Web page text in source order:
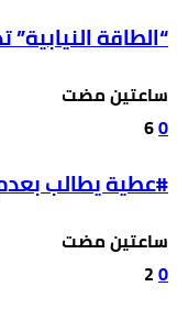
“الطاقة
‫‫‫‏‫ساعتين مضت‬
0
6
#عطية يطالب بعدم تطبيق نسبة الـ30 بالمئة
‫‫‫‏‫ساعتين مضت‬
0
2